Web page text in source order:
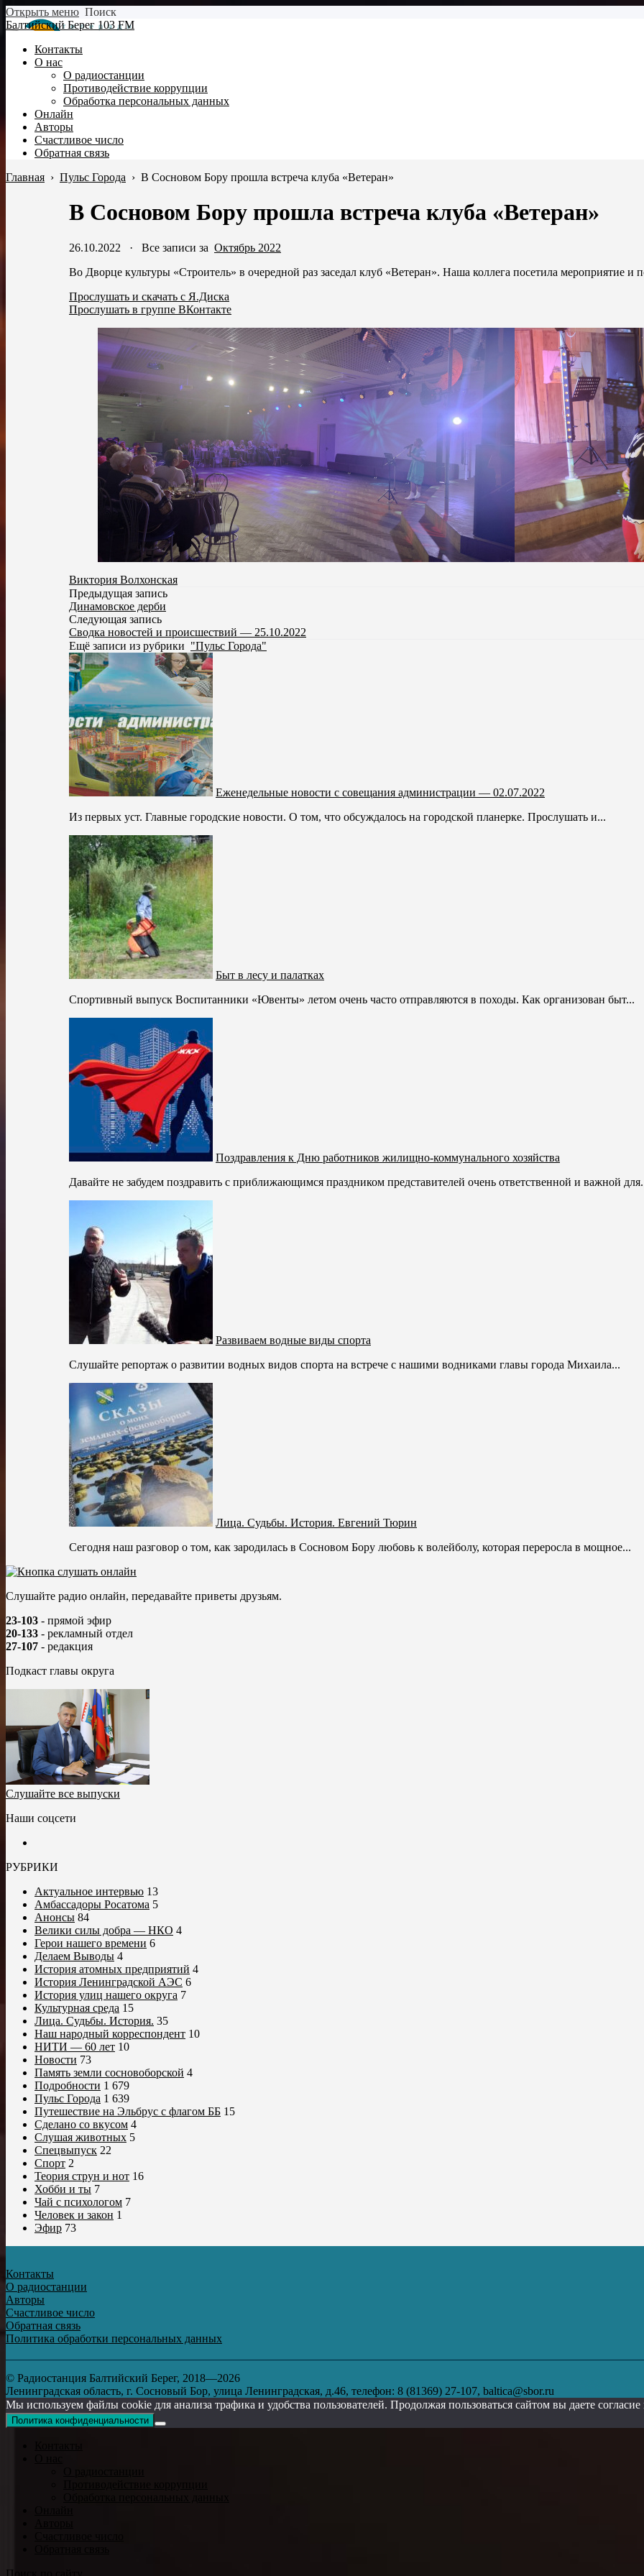
Открыть меню Поиск
Балтийский Берег 103 FM
Контакты
О нас
О радиостанции
Противодействие коррупции
Обработка персональных данных
Онлайн
Авторы
Счастливое число
Обратная связь
Главная › Пульс Города › В Сосновом Бору прошла встреча клуба «Ветеран»
В Сосновом Бору прошла встреча клуба «Ветеран»
26.10.2022 · Все записи за Октябрь 2022
Во Дворце культуры «Строитель» в очередной раз заседал клуб «Ветеран». Наша коллега посетила мероприятие
Прослушать и скачать с Я.Диска
Прослушать в группе ВКонтакте
Виктория Волхонская
Предыдущая запись
Динамовское дерби
Следующая запись
Сводка новостей и происшествий — 25.10.2022
Ещё записи из рубрики "Пульс Города"
Еженедельные новости с совещания администрации — 02.07.2022
Из первых уст. Главные городские новости. О том, что обсуждалось на городской планерке. Прослушать и...
Быт в лесу и палатках
Спортивный выпуск Воспитанники «Ювенты» летом очень часто отправляются в походы. Как организован быт...
Поздравления к Дню работников жилищно-коммунального хозяйства
Давайте не забудем поздравить с приближающимся праздником представителей очень ответственной и важной
Развиваем водные виды спорта
Слушайте репортаж о развитии водных видов спорта на встрече с нашими водниками главы города Михаила...
Лица. Судьбы. История. Евгений Тюрин
Сегодня наш разговор о том, как зародилась в Сосновом Бору любовь к волейболу, которая переросла в мощное...
Слушайте радио онлайн, передавайте приветы друзьям.
23-103 - прямой эфир
20-133 - рекламный отдел
27-107 - редакция
Подкаст главы округа
Слушайте все выпуски
Наши соцсети
РУБРИКИ
Актуальное интервью 13
Амбассадоры Росатома 5
Анонсы 84
Велики силы добра — НКО 4
Герои нашего времени 6
Делаем Выводы 4
История атомных предприятий 4
История Ленинградской АЭС 6
История улиц нашего округа 7
Культурная среда 15
Лица. Судьбы. История. 35
Наш народный корреспондент 10
НИТИ — 60 лет 10
Новости 73
Память земли сосновоборской 4
Подробности 1 679
Пульс Города 1 639
Путешествие на Эльбрус с флагом ББ 15
Сделано со вкусом 4
Слушая животных 5
Спецвыпуск 22
Спорт 2
Теория струн и нот 16
Хобби и ты 7
Чай с психологом 7
Человек и закон 1
Эфир 73
Контакты
О радиостанции
Авторы
Счастливое число
Обратная связь
Политика обработки персональных данных
© Радиостанция Балтийский Берег, 2018—2026
Ленинградская область, г. Сосновый Бор, улица Ленинградская, д.46, телефон: 8 (81369) 27-107, baltica@sbor.ru
Мы используем файлы cookie для анализа трафика и удобства пользователей. Продолжая пользоваться сайтом вы даете
Политика конфиденциальности